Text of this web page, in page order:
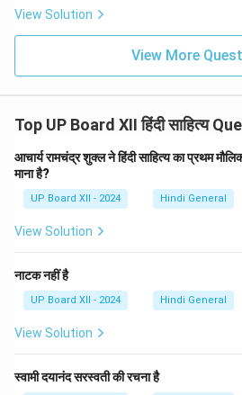
View Solution
View More
Top UP Board XII हिंदी साहित्य
आचार्य रामचंद्र शुक्ल ने हिंदी साहित्य का प्रथम
माना है?
UP Board XII - 2024 Hindi General
View Solution
नाटक नहीं है
UP Board XII - 2024 Hindi General
View Solution
स्वामी दयानंद सरस्वती की रचना है